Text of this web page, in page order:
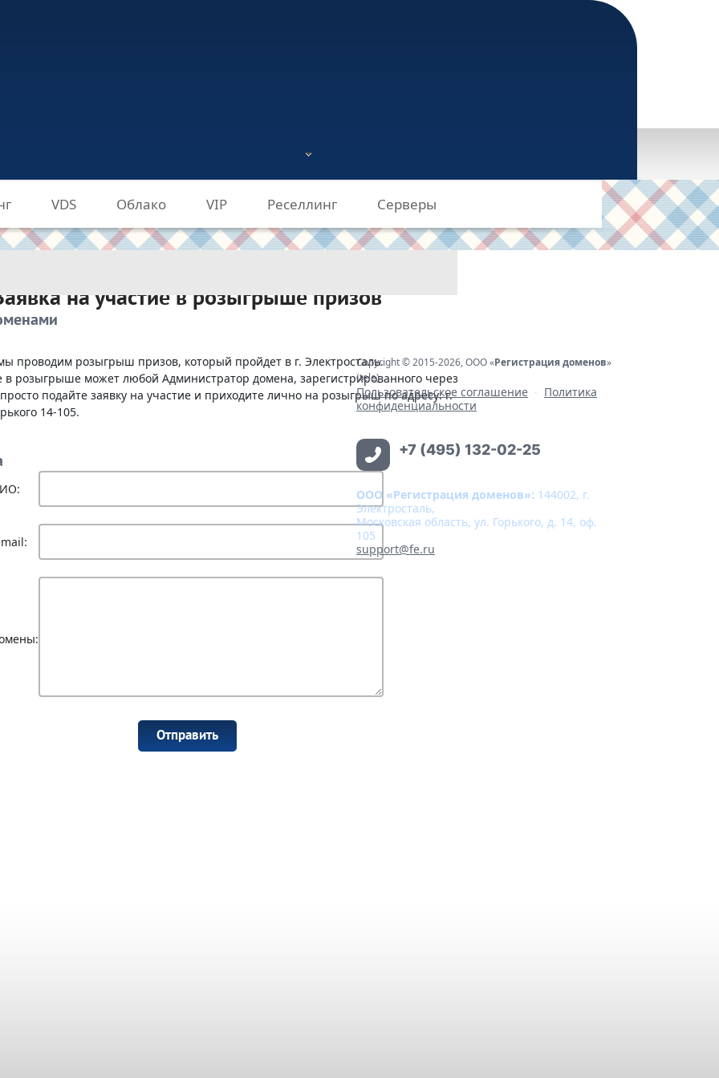
Порядок работы с
Вопросы и ответы
VDS Облако VIP Реселлинг Серверы
Лицензии
на участие в розыгрыше призов
проводим розыгрыш призов, который пройдет в г. Электросталь.
в розыгрыше может любой Администратор домена, зарегистрированного через
просто подайте заявку на участие и приходите лично на розыгрыш по адресу: г.
14-105.
Copyright © 2015-2026, ООО «Регистрация доменов»
(tele)
Пользовательское соглашение · Политика
конфиденциальности
+7 (495) 132-02-25
ООО «Регистрация доменов»: 144002, г.
Электросталь,
Московская область, ул. Горького, д. 14, оф.
105
support@fe.ru